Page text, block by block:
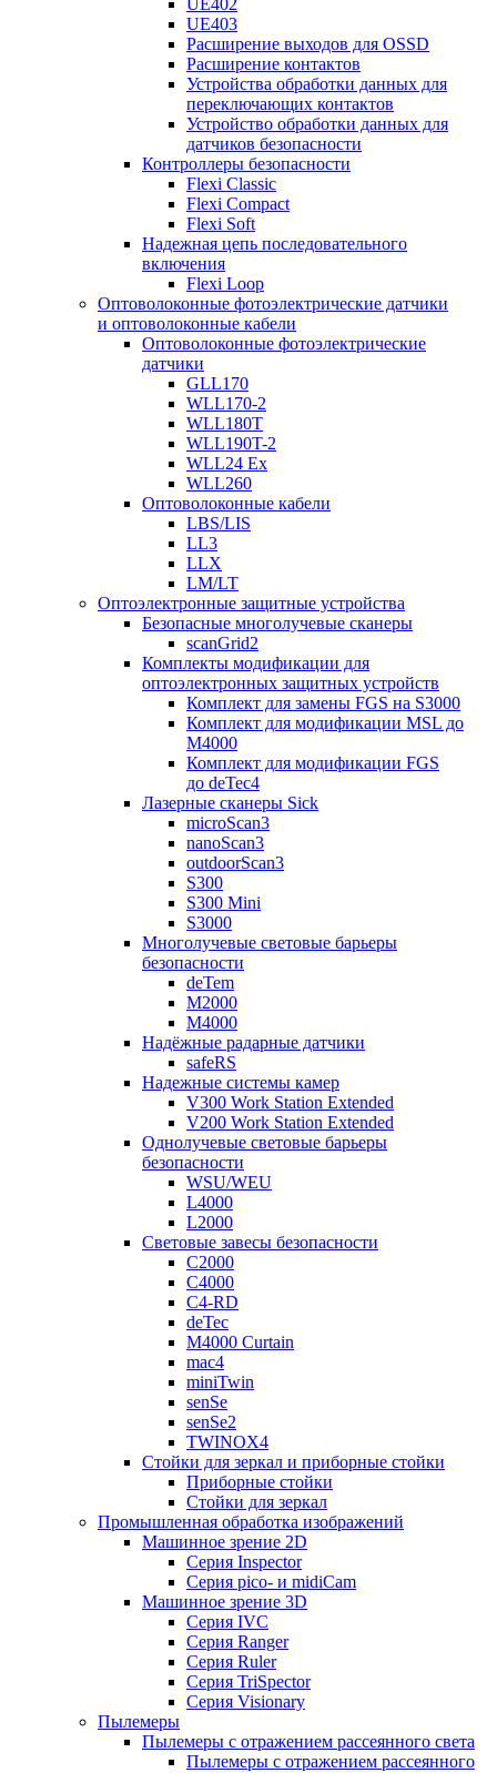
UE402
UE403
Расширение выходов для OSSD
Расширение контактов
Устройства обработки данных для
переключающих контактов
Устройство обработки данных для
датчиков безопасности
Контроллеры безопасности
Flexi Classic
Flexi Compact
Flexi Soft
Надежная цепь последовательного
включения
Flexi Loop
Оптоволоконные фотоэлектрические датчики
и оптоволоконные кабели
Оптоволоконные фотоэлектрические
датчики
GLL170
WLL170-2
WLL180T
WLL190T-2
WLL24 Ex
WLL260
Оптоволоконные кабели
LBS/LIS
LL3
LLX
LM/LT
Оптоэлектронные защитные устройства
Безопасные многолучевые сканеры
scanGrid2
Комплекты модификации для
оптоэлектронных защитных устройств
Комплект для замены FGS на S3000
Комплект для модификации MSL до
M4000
Комплект для модификации FGS
до deTec4
Лазерные сканеры Sick
microScan3
nanoScan3
outdoorScan3
S300
S300 Mini
S3000
Многолучевые световые барьеры
безопасности
deTem
M2000
M4000
Надёжные радарные датчики
safeRS
Надежные системы камер
V300 Work Station Extended
V200 Work Station Extended
Однолучевые световые барьеры
безопасности
WSU/WEU
L4000
L2000
Световые завесы безопасности
C2000
C4000
C4-RD
deTec
M4000 Curtain
mac4
miniTwin
senSe
senSe2
TWINOX4
Стойки для зеркал и приборные стойки
Приборные стойки
Стойки для зеркал
Промышленная обработка изображений
Машинное зрение 2D
Серия Inspector
Серия pico- и midiCam
Машинное зрение 3D
Серия IVC
Серия Ranger
Серия Ruler
Серия TriSpector
Серия Visionary
Пылемеры
Пылемеры с отражением рассеянного света
Пылемеры с отражением рассеянного